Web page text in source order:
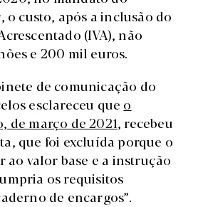
o custo, após a inclusão do
(IVA), não
e 200 mil euros.
de comunicação do
esclareceu que o
de março de 2021, recebeu
que foi excluída porque o
ao valor base e a instrução
os requisitos
de encargos”.